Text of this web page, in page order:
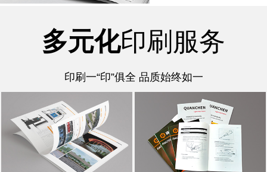
多元化印刷服务
印刷一“印”俱全 品质始终如一